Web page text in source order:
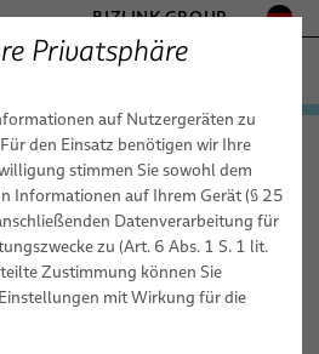
BIZLINK GROUP
für
& Kommissionierung
News
Privatsphäre
auf Nutzergeräten zu
den Einsatz benötigen wir Ihre
stimmen Sie sowohl dem
Informationen auf Ihrem Gerät (§ 25
Datenverarbeitung für
zu (Art. 6 Abs. 1 S. 1 lit.
Zustimmung können Sie
mit Wirkung für die